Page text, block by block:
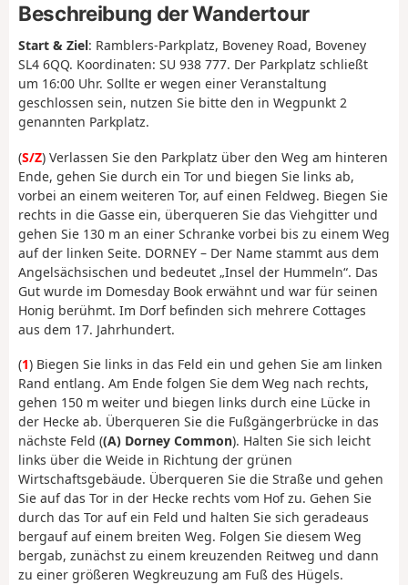
Beschreibung der Wandertour
Start & Ziel: Ramblers-Parkplatz, Boveney Road, Boveney
SL4 6QQ. Koordinaten: SU 938 777. Der Parkplatz schließt
um 16:00 Uhr. Sollte er wegen einer Veranstaltung
geschlossen sein, nutzen Sie bitte den in Wegpunkt 2
genannten Parkplatz.
(S/Z) Verlassen Sie den Parkplatz über den Weg am hinteren
Ende, gehen Sie durch ein Tor und biegen Sie links ab,
vorbei an einem weiteren Tor, auf einen Feldweg. Biegen Sie
rechts in die Gasse ein, überqueren Sie das Viehgitter und
gehen Sie 130 m an einer Schranke vorbei bis zu einem Weg
auf der linken Seite. DORNEY – Der Name stammt aus dem
Angelsächsischen und bedeutet „Insel der Hummeln“. Das
Gut wurde im Domesday Book erwähnt und war für seinen
Honig berühmt. Im Dorf befinden sich mehrere Cottages
aus dem 17. Jahrhundert.
(1) Biegen Sie links in das Feld ein und gehen Sie am linken
Rand entlang. Am Ende folgen Sie dem Weg nach rechts,
gehen 150 m weiter und biegen links durch eine Lücke in
der Hecke ab. Überqueren Sie die Fußgängerbrücke in das
nächste Feld ((A) Dorney Common). Halten Sie sich leicht
links über die Weide in Richtung der grünen
Wirtschaftsgebäude. Überqueren Sie die Straße und gehen
Sie auf das Tor in der Hecke rechts vom Hof zu. Gehen Sie
durch das Tor auf ein Feld und halten Sie sich geradeaus
bergauf auf einem breiten Weg. Folgen Sie diesem Weg
bergab, zunächst zu einem kreuzenden Reitweg und dann
zu einer größeren Wegkreuzung am Fuß des Hügels.